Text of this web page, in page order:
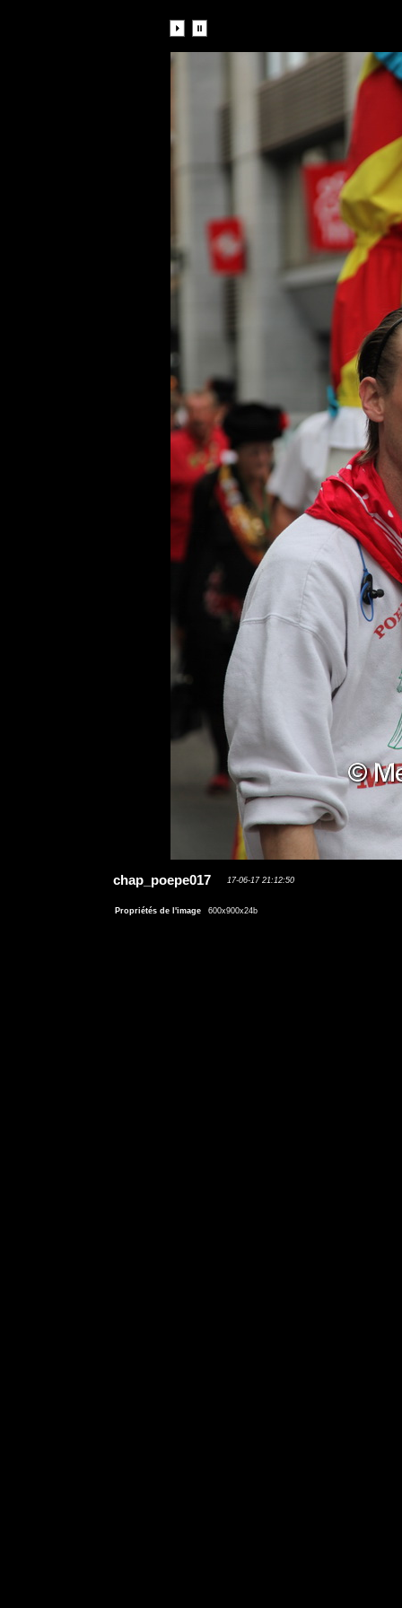
chap_poepe017 17-06-17 21:12:50
Propriétés de l'image 600x900x24b